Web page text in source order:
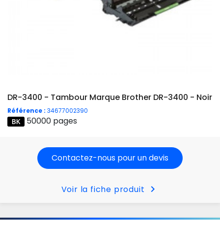
DR-3400 - Tambour Marque Brother DR-3400 - Noir
Référence : 34677002390
50000 pages
Contactez-nous pour un devis
Voir la fiche produit chevron_right